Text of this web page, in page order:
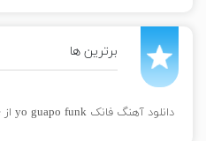
برترین ها
دانلود آهنگ فانک yo guapo funk از ernestmane